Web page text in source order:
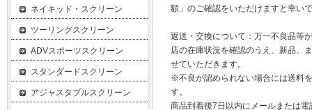
額」のご確認をいただけますと幸い
返送・交換について：万一不良品等
店の在庫状況を確認のうえ、新品、
せていただきます。
※不良が認められない場合には送料
す。
商品到着後7日以内にメールまたは
ネイキッド・スクリーン
ツーリングスクリーン
ADVスポーツスクリーン
スタンダードスクリーン
アジャスタブルスクリーン